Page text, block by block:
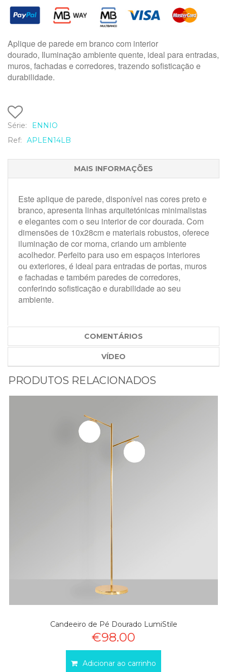
Aplique de parede em branco com interior
dourado, Iluminação ambiente quente, ideal para entradas,
muros, fachadas e corredores, trazendo sofisticação e
durabilidade.
Série:
ENNIO
Ref:
APLEN14LB
MAIS INFORMAÇÕES
Este aplique de parede, disponível nas cores preto e
branco, apresenta linhas arquitetónicas minimalistas
e elegantes com o seu interior de cor dourada. Com
dimensões de 10x28cm e materiais robustos, oferece
iluminação de cor morna, criando um ambiente
acolhedor. Perfeito para uso em espaços interiores
ou exteriores, é ideal para entradas de portas, muros
e fachadas e também paredes de corredores,
conferindo sofisticação e durabilidade ao seu
ambiente.
COMENTÁRIOS
VÍDEO
PRODUTOS RELACIONADOS
Candeeiro de Pé Dourado LumiStile
€98.00
Adicionar ao carrinho